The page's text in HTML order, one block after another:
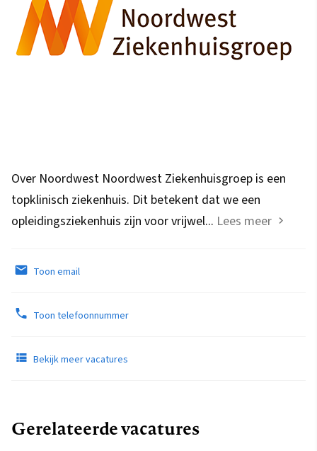
Over Noordwest Noordwest Ziekenhuisgroep is een
topklinisch ziekenhuis. Dit betekent dat we een
opleidingsziekenhuis zijn voor vrijwel... Lees meer
Toon email
Toon telefoonnummer
Bekijk meer vacatures
Gerelateerde vacatures